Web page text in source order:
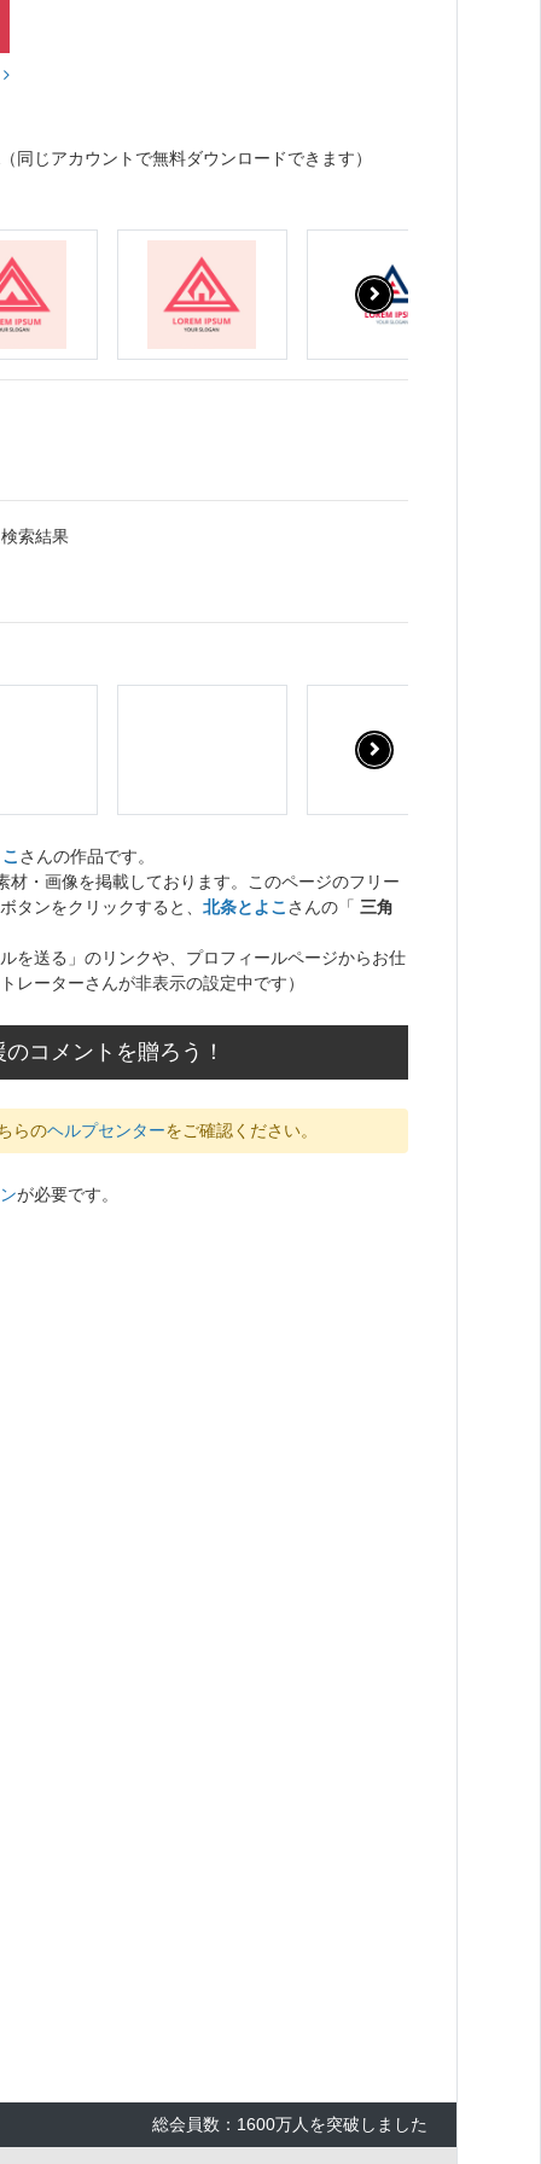
（同じアカウントで無料ダウンロードできます）
索結果
さんの作品です。
・画像を掲載しております。このページのフリー
タンをクリックすると、 北条とよこ さんの「 三角
を送る」のリンクや、プロフィールページからお仕
レーターさんが非表示の設定中です）
コメントを贈ろう！
らのヘルプセンターをご確認ください。
が必要です。
総会員数：1600万人を突破しました